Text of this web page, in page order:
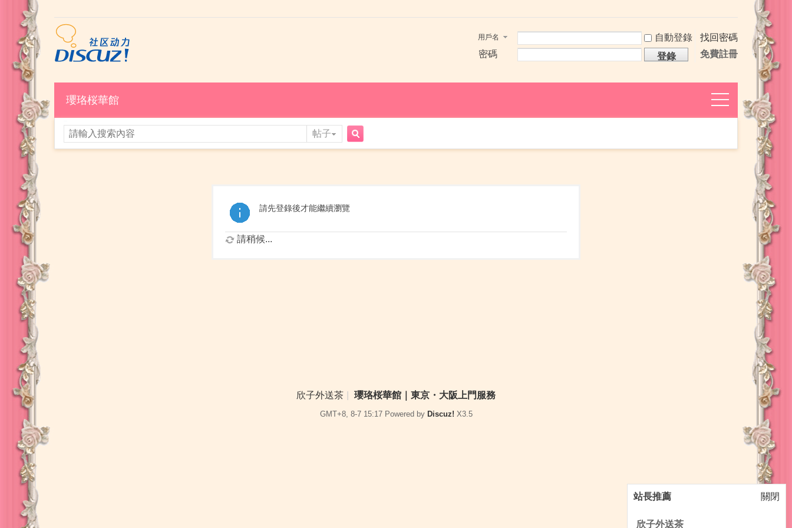
用戶名 自動登錄
找回密碼
密碼
登錄 免費註冊
瓔珞桜華館
帖子
搜
請先登錄後才能繼續瀏覽
請稍候...
關閉
站長推薦
欣子外送茶
欣子外送茶 瓔珞桜華館｜東京・大阪上門服務
GMT+8, 8-7 15:17Powered by Discuz! X3.5